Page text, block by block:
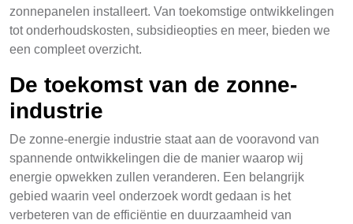
zonnepanelen installeert. Van toekomstige ontwikkelingen
tot onderhoudskosten, subsidieopties en meer, bieden we
een compleet overzicht.
De toekomst van de zonne-
industrie
De zonne-energie industrie staat aan de vooravond van
spannende ontwikkelingen die de manier waarop wij
energie opwekken zullen veranderen. Een belangrijk
gebied waarin veel onderzoek wordt gedaan is het
verbeteren van de efficiëntie en duurzaamheid van